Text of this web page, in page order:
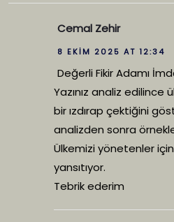
Cemal Zehir
8 EKIM 2025 AT 12:34
Değerli Fikir Adamı
Yazınız analiz edilince
bir ızdırap çektiğini
analizden sonra
Ülkemizi yönetenler
yansıtıyor.
Tebrik ederim